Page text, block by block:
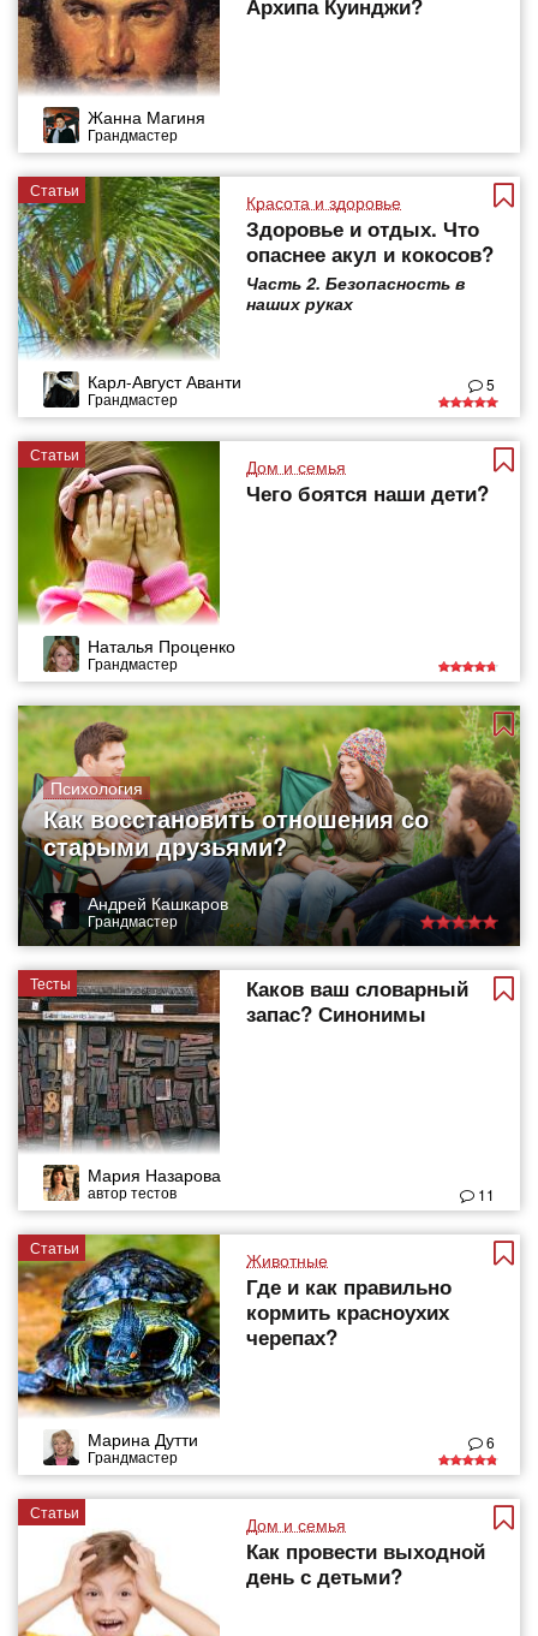
Архипа Куинджи?
Жанна Магиня
Грандмастер
Статьи
Красота и здоровье
Здоровье и отдых. Что
опаснее акул и кокосов?
Часть 2. Безопасность в
наших руках
Карл-Август Аванти
Грандмастер
5
Статьи
Дом и семья
Чего боятся наши дети?
Наталья Проценко
Грандмастер
Психология
Как восстановить отношения со
старыми друзьями?
Андрей Кашкаров
Грандмастер
Тесты
Каков ваш словарный
запас? Синонимы
Мария Назарова
автор тестов 11
Статьи
Животные
Где и как правильно
кормить красноухих
черепах?
Марина Дутти
Грандмастер
6
Статьи
Дом и семья
Как провести выходной
день с детьми?